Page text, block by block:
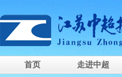
首页 走进中超